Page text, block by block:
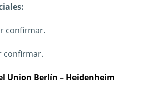
confirmar.
confirmar.
Union Berlín – Heidenheim